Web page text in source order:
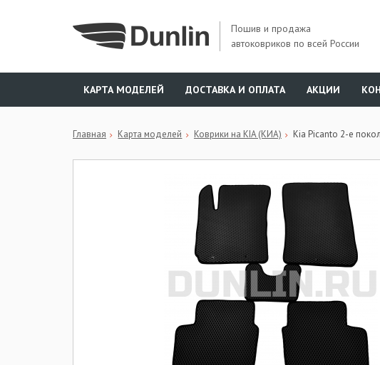
Пошив и продажа
автоковриков по всей России
КАРТА МОДЕЛЕЙ
ДОСТАВКА И ОПЛАТА АКЦИИ
Главная Карта моделей Коврики на KIA (КИА) Kia Picanto 2-е